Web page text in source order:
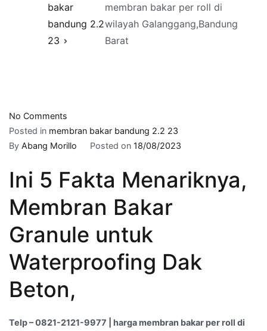
bakar
bandung 2.2
23
membran bakar per roll di
wilayah Galanggang,Bandung
Barat
No Comments
Telp
–
2121-
9977
|
membran
per
di
Galanggang,Bandung
Posted in membran bakar bandung 2.2 23
By Abang Morillo Posted on 18/08/2023
Ini 5 Fakta Menariknya,
Membran Bakar
Granule untuk
Waterproofing Dak
Beton,
Telp – 0821-2121-9977 | harga membran bakar per roll di